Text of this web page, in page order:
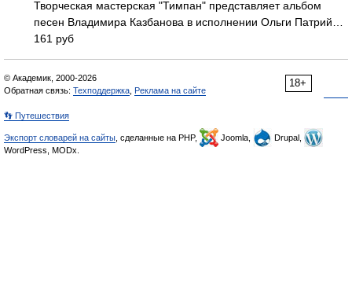
Творческая мастерская "Тимпан" представляет альбом
песен Владимира Казбанова в исполнении Ольги Патрий…
161 руб
18+
© Академик, 2000-2026
Обратная связь: Техподдержка Реклама на сайте
👣 Путешествия
Экспорт словарей на сайты , сделанные на PHP, Joomla,
Drupal,
WordPress, MODx.